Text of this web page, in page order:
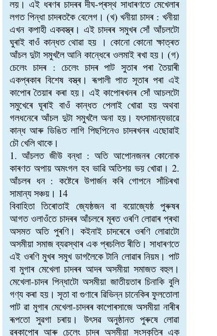
লয়। এই ধৰণৰ চাদৰৰ দীঘ-প্ৰস্থ সাধাৰণতে মেখেলাৰ
লগত পিন্ধা চাদৰতকৈ বেলেগ। (খ) খনীয়া চাদৰ : খনীয়া
এখন কপাহী একবস্ত্ৰ। এই চাদৰৰ সমুখৰ সোঁ আঁচলটো
ঘুৰাই বাওঁ কান্ধত থোৱা হয় । কোনো কোনো ক্ষাত্ৰত
আঁচল দুটা সমুখলৈ আনি কান্ধেৰে ওলমাই ৰখা হয়। (গ)
চেলেং চাদৰ : চেলেং চাদৰ পাট সুতাৰ পৰা তৈয়াৰী
একপ্ৰকাৰ বিশেষ বস্ত্ৰ। ৰূপালী পাত সূতাৰ পৰা এই
কাপোৰ তৈয়াৰ কৰা হয়। এই কাপোৰখনৰ সোঁ আচলটো
সমুখেৰে ঘূৰাই বাওঁ কান্ধত পেলাই খোৱা হয় অথবা
গলধনেৰে আঁচল দুটা সমুখলৈ অনা হয়। যৎসামান্যভাৱে
কান্ধ আৰু ডিঙিত লাগি পিছপিনেও চাদৰখনৰ এছোৱাই
চৌ খেলি থাকে।
1. আঁচলত জীউ বন্ধা : অতি আপোনজনৰ কোনোক
কাৰণত অপায় অমংগল হব ভাৱি অতিশয় ভয় খোৱা। 2.
আঁচলৰ ধন : কষ্টেৰে উপাৰ্জন কৰি গোপনে সাঁচিৰখা
সামান্য সঞ্চয়। 14
বিবাহিতা তিৰোতাই জ্যেষ্ঠজন বা বয়োজ্যেষ্ঠ পুৰুষৰ
আগত ওলাওঁতে চাদৰৰ আঁচলৰে মূৰত ওৰণি লোৱাৰ প্ৰথা
অসমত অতি পুৰণি। কইনাই চাদৰেৰে ওৰণি লোৱাটো
অসমীয়া সমাজ ব্যৱস্থাৰ এক প্ৰচলিত ৰীতি। সাধাৰণতে
এই ওৰণি মুখৰ সমুখ ডাগলৈকে টানি লোৱাৰ নিয়ম। পাট
বা মুগাৰ মেখেলা চাদৰৰ আদৰ অসমীয়া সমাজত বহুল।
মেখেলা-চাদৰ পিন্ধাটো অসমীয়া জাতীয়তাৰ চিনাকি বুলি
গণ্য কৰা হয়। সূতা বা গুণাৰে ৱিভিন্ন চানেকিৰ ফুলতোলা
পাট ৱা মুগাৰ মেখেলা-চাদৰৰ কাপোৰসাজে অসমীয়া নাৰীৰ
ৰূপতো সুৱগা চৰায়। উৎসৱ অনুষ্ঠানত পুৰুষে লোৱা
ৱৰকাপোৰ আৰু চেলেং চাদৰ অসমীয়া সংস্কৃতিৰ এক